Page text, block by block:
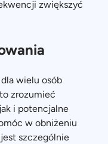
zwiększyć
wielu osób
zrozumieć
i potencjalne
w obniżeniu
szczególnie